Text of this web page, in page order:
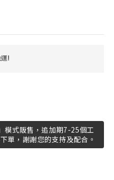
!
模式販售，追加期7-25個工
單，謝謝您的支持及配合。